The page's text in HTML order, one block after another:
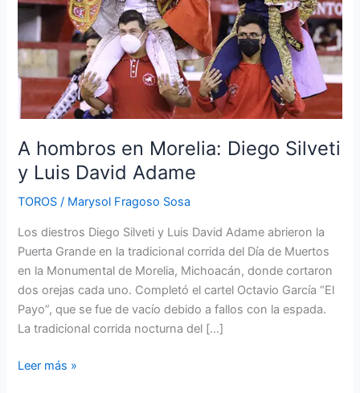
A hombros en Morelia: Diego Silveti
y Luis David Adame
TOROS / Marysol Fragoso Sosa
Los diestros Diego Silveti y Luis David Adame abrieron la
Puerta Grande en la tradicional corrida del Día de Muertos
en la Monumental de Morelia, Michoacán, donde cortaron
dos orejas cada uno. Completó el cartel Octavio García “El
Payo”, que se fue de vacío debido a fallos con la espada.
La tradicional corrida nocturna del […]
Luis
David
Adame
Leer más »